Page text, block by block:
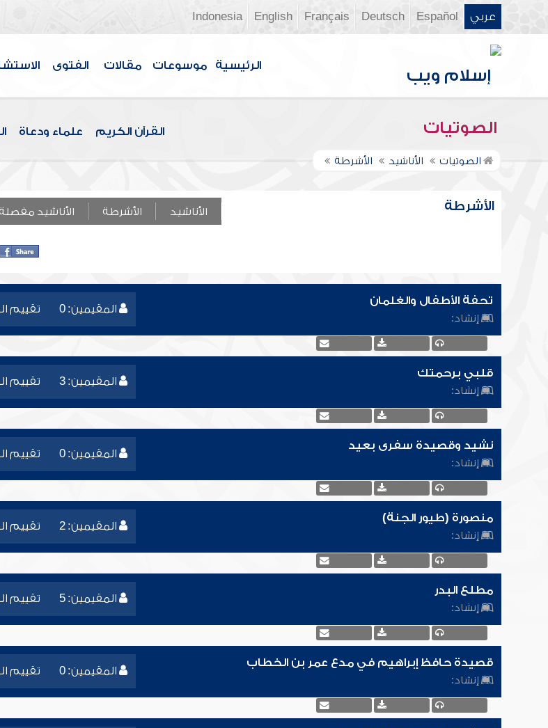
عربي Español
Deutsch
Français
English
Indonesia
الرئيسية موسوعات مقالات الفتوى
الصوتيات القرآن الكريم علماء ودعاة
الصوتيات الأناشيد الأشرطة
الأشرطة الأناشيد الأشرطة الأناشيد مفصلة
المقيمين: 0 تقييم
تحفة الأطفال والغلمان
إنشاد:
المقيمين: 3 تقييم
قلبي برحمتك
إنشاد:
المقيمين: 0 تقييم
نشيد وقصيدة سفرى بعيد
إنشاد:
المقيمين: 2 تقييم
منصورة (طيور الجنة)
إنشاد:
المقيمين: 5 تقييم
مطلع البدر
إنشاد:
المقيمين: 0 تقييم
قصيدة حافظ إبراهيم في مدع عمر بن الخطاب
إنشاد: